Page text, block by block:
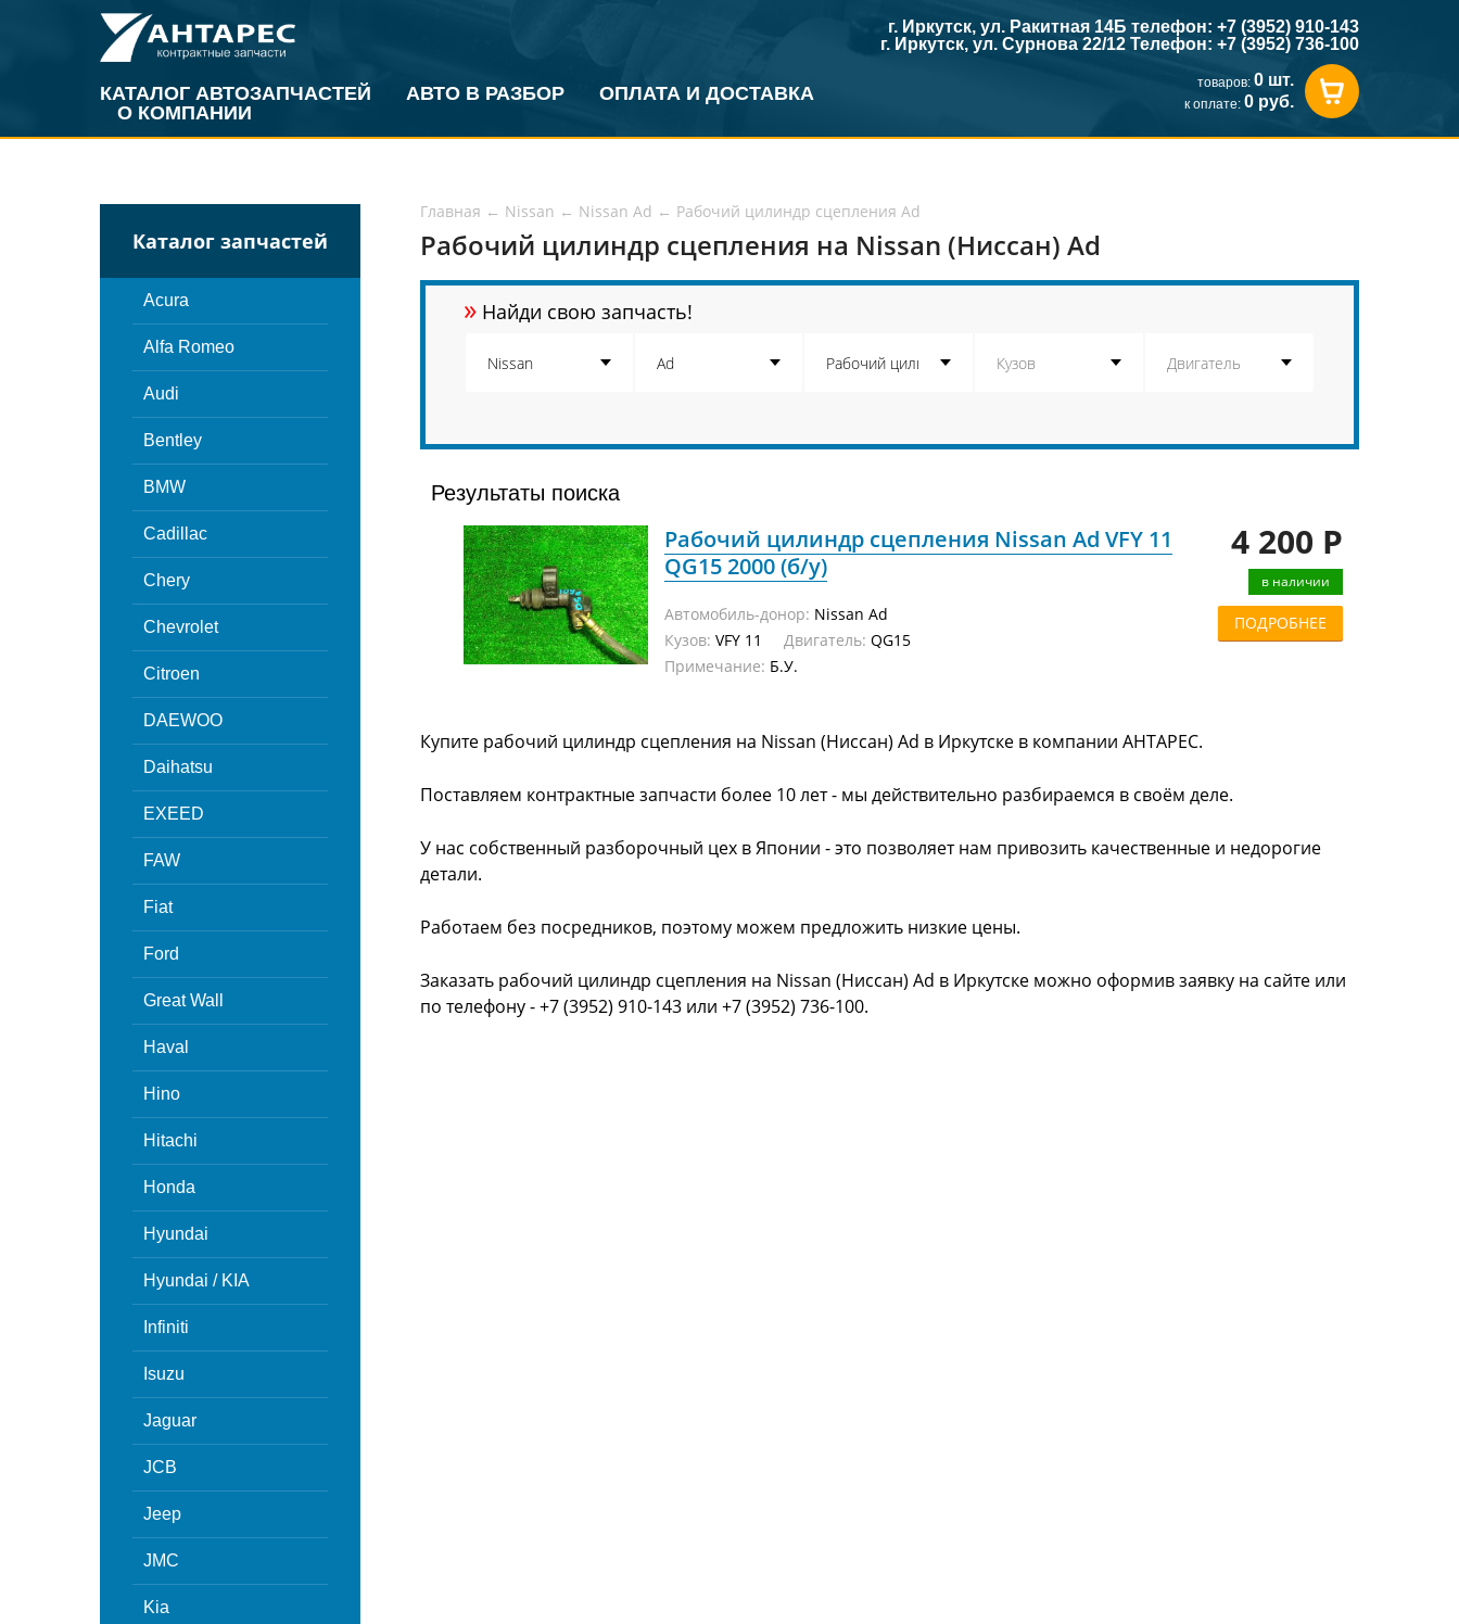
КАТАЛОГ АВТОЗАПЧАСТЕЙ АВТО В РАЗБОР
ОПЛАТА И ДОСТАВКА
О КОМПАНИИ
г. Иркутск, ул. Ракитная 14Б телефон: +7 (3952) 910-143
г. Иркутск, ул. Сурнова 22/12 Телефон: +7 (3952) 736-100
товаров: 0 шт.
к оплате: 0 руб.
Каталог запчастей
Acura
Alfa Romeo
Audi
Bentley
BMW
Cadillac
Chery
Chevrolet
Citroen
DAEWOO
Daihatsu
EXEED
FAW
Fiat
Ford
Great Wall
Haval
Hino
Hitachi
Honda
Hyundai
Hyundai / KIA
Infiniti
Isuzu
Jaguar
JCB
Jeep
JMC
Kia
Главная ← Nissan ← Nissan Ad ← Рабочий цилиндр сцепления Ad
Рабочий цилиндр сцепления на Nissan (Ниссан) Ad
» Найди свою запчасть!
Результаты поиска
Рабочий цилиндр сцепления Nissan Ad VFY 11
QG15 2000 (б/у)
Автомобиль-донор: Nissan Ad
Кузов: VFY 11 Двигатель: QG15
Примечание: Б.У.
4 200 Р
в наличии
ПОДРОБНЕЕ
Купите рабочий цилиндр сцепления на Nissan (Ниссан) Ad в Иркутске в компании АНТАРЕС.
Поставляем контрактные запчасти более 10 лет - мы действительно разбираемся в своём деле.
У нас собственный разборочный цех в Японии - это позволяет нам привозить качественные и недорогие
детали.
Работаем без посредников, поэтому можем предложить низкие цены.
Заказать рабочий цилиндр сцепления на Nissan (Ниссан) Ad в Иркутске можно оформив заявку на сайте или
по телефону - +7 (3952) 910-143 или +7 (3952) 736-100.